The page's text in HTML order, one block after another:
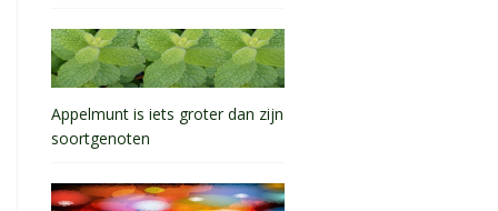
Appelmunt is iets groter dan zijn
soortgenoten